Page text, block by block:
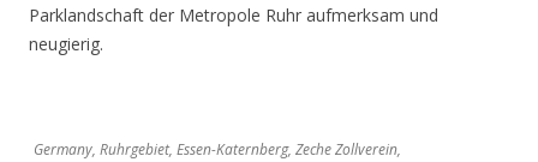
Parklandschaft der Metropole Ruhr aufmerksam und
neugierig.
Germany, Ruhrgebiet, Essen-Katernberg, Zeche Zollverein,